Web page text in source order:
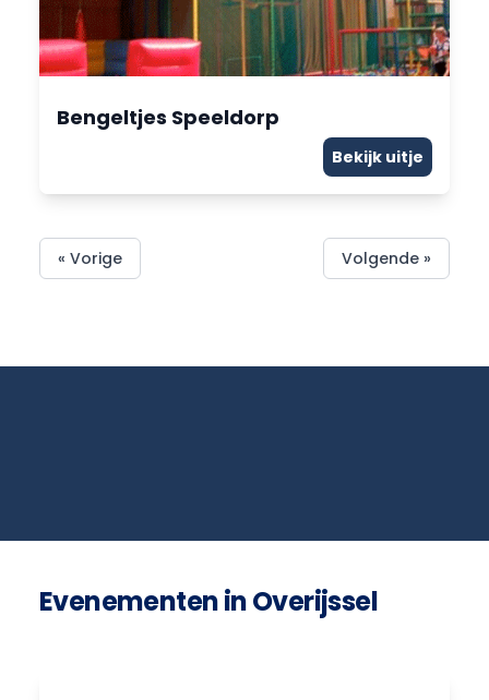
Bengeltjes Speeldorp
Bekijk uitje
« Vorige Volgende »
Evenementen in Overijssel